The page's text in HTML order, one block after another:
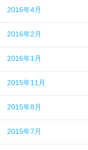
2016年4月
2016年2月
2016年1月
2015年11月
2015年8月
2015年7月